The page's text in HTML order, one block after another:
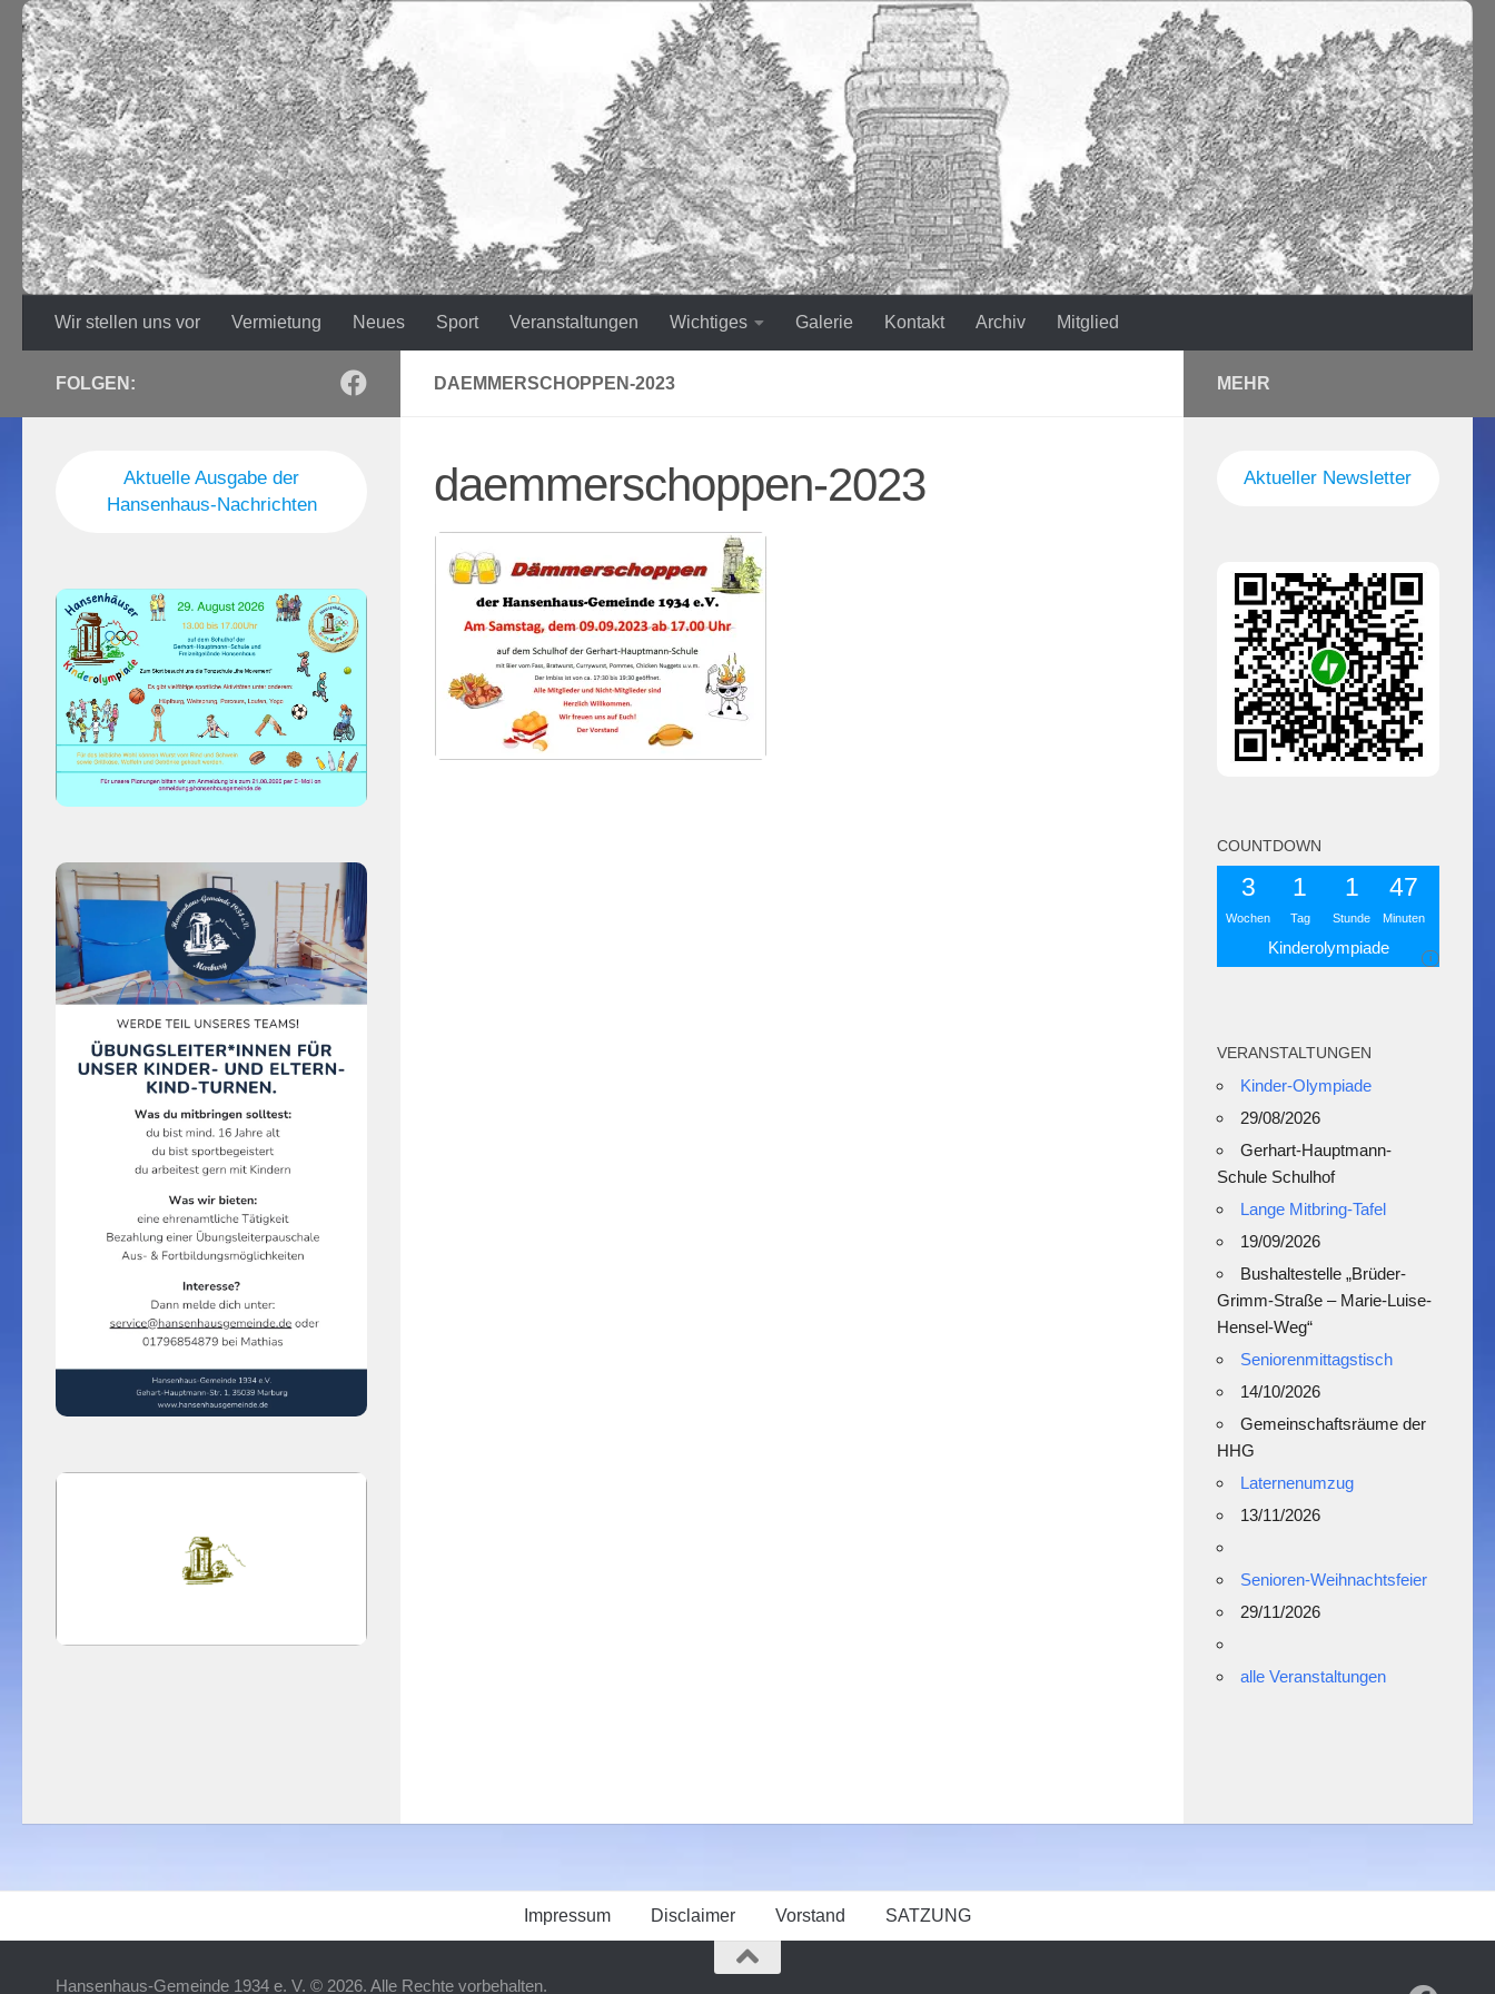
Zum Inhalt springen
Wir stellen uns vor Vermietung Neues Sport Veranstaltungen Wichtiges Galerie Kontakt Archiv Mitglied
DAEMMERSCHOPPEN-2023
daemmerschoppen-2023
FOLGEN:
Aktuelle Ausgabe der
Hansenhaus-Nachrichten
MEHR
Aktueller Newsletter
COUNTDOWN
3
Wochen
1
Tag
1
Stunde
47
Minuten
Kinderolympiade
i
VERANSTALTUNGEN
Kinder-Olympiade
29/08/2026
Gerhart-Hauptmann-
Schule Schulhof
Lange Mitbring-Tafel
19/09/2026
Bushaltestelle „Brüder-
Grimm-Straße – Marie-Luise-
Hensel-Weg“
Seniorenmittagstisch
14/10/2026
Gemeinschaftsräume der
HHG
Laternenumzug
13/11/2026
Senioren-Weihnachtsfeier
29/11/2026
alle Veranstaltungen
Impressum Disclaimer Vorstand SATZUNG
Hansenhaus-Gemeinde 1934 e. V. © 2026. Alle Rechte vorbehalten.